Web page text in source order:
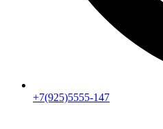
+7(925)5555-147